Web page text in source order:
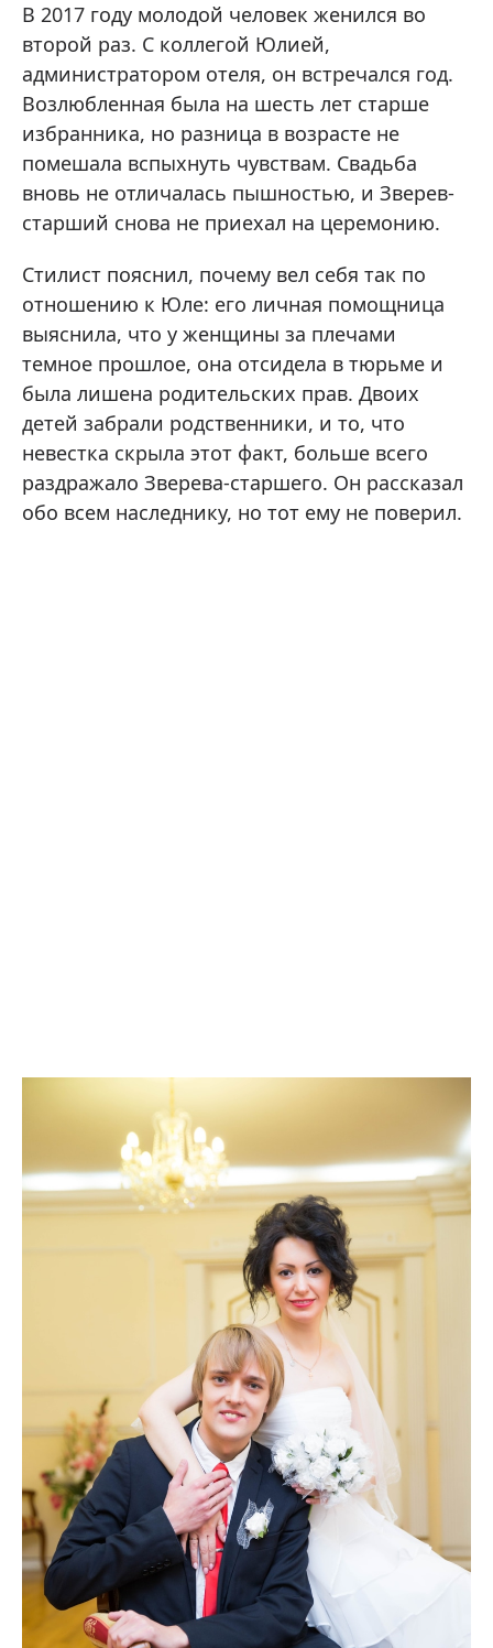
В 2017 году молодой человек женился во
второй раз. С коллегой Юлией,
администратором отеля, он встречался год.
Возлюбленная была на шесть лет старше
избранника, но разница в возрасте не
помешала вспыхнуть чувствам. Свадьба
вновь не отличалась пышностью, и Зверев-
старший снова не приехал на церемонию.
Стилист пояснил, почему вел себя так по
отношению к Юле: его личная помощница
выяснила, что у женщины за плечами
темное прошлое, она отсидела в тюрьме и
была лишена родительских прав. Двоих
детей забрали родственники, и то, что
невестка скрыла этот факт, больше всего
раздражало Зверева-старшего. Он рассказал
обо всем наследнику, но тот ему не поверил.